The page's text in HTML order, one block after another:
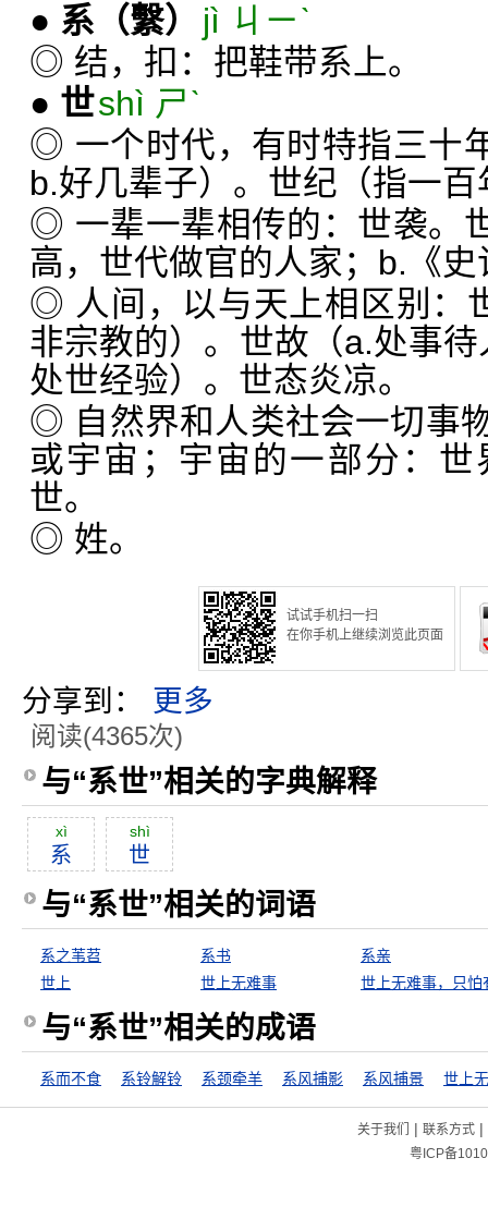
● 系 （繫）
jì ㄐㄧˋ
◎ 结，扣：把鞋带系上。
● 世shì ㄕˋ
◎ 一个时代，有时特指三十
b.好几辈子）。世纪（指一
◎ 一辈一辈相传的：世袭。
高，世代做官的人家；b.《
◎ 人间，以与天上相区别：
非宗教的）。世故（a.处事待
处世经验）。世态炎凉。
◎ 自然界和人类社会一切事
或宇宙；宇宙的一部分：
世。
◎ 姓。
试试手机扫一扫
在你手机上继续浏览此页面
分享到： 更多
阅读(4365次)
与“系世”相关的字典解释
xì
系
shì
世
与“系世”相关的词语
系之苇苕 系书
系亲
世上
世上无难事
与“系世”相关的成语
系而不食 系铃解铃 系颈牵羊 系风捕影 系风捕景
关于我们 | 联系方式|
粤ICP备